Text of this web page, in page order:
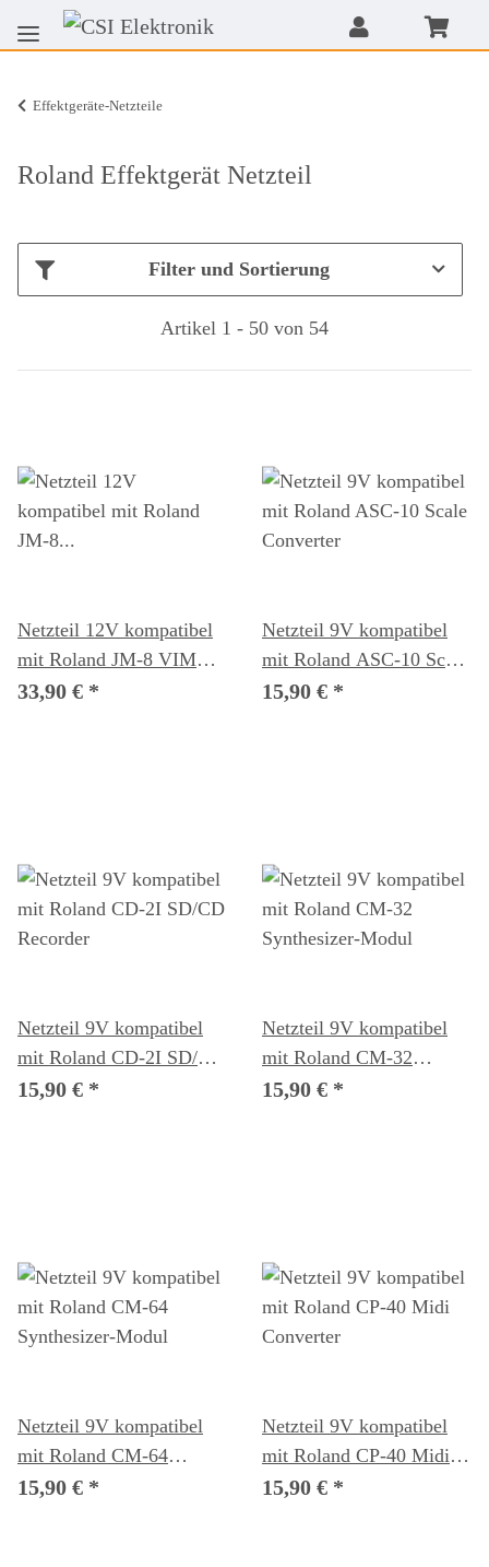
Effektgeräte-Netzteile
Roland Effektgerät Netzteil
Filter und Sortierung
Artikel 1 - 50 von 54
Netzteil 12V kompatibel
mit Roland JM-8 VIMA-
Karaoke-Entertainment-
33,90 € *
Netzteil 9V kompatibel
mit Roland ASC-10 Scale
Converter
15,90 € *
Netzteil 9V kompatibel
mit Roland CD-2I SD/CD
Recorder
15,90 € *
Netzteil 9V kompatibel
mit Roland CM-32
Synthesizer-Modul
15,90 € *
Netzteil 9V kompatibel
mit Roland CM-64
Synthesizer-Modul
15,90 € *
Netzteil 9V kompatibel
mit Roland CP-40 Midi
Converter
15,90 € *